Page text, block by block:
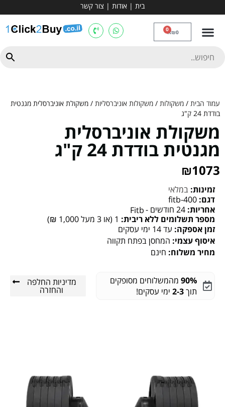
בית | אודות | צור קשר
₪0
0
עמוד הבית / משקולות / משקולות אוניברסליות / משקולת אוניברסלית מגנטית
בודדת 24 ק"ג
משקולת אוניברסלית
מגנטית בודדת 24 ק"ג
₪1073
זמינות: במלאי
דגם: fitb-400
אחריות: 24 חודשים -
Fitb
מספר תשלומים ללא ריבית: 1 (או 3 מעל 1,000 ₪)
זמן אספקה: עד 14 ימי עסקים
איסוף עצמי: המחסן בפתח תקווה
מחיר משלוח: חינם
90% מהמשלוחים מסופקים
תוך2-3 ימי עסקים!
מדיניות החלפה
והחזרה